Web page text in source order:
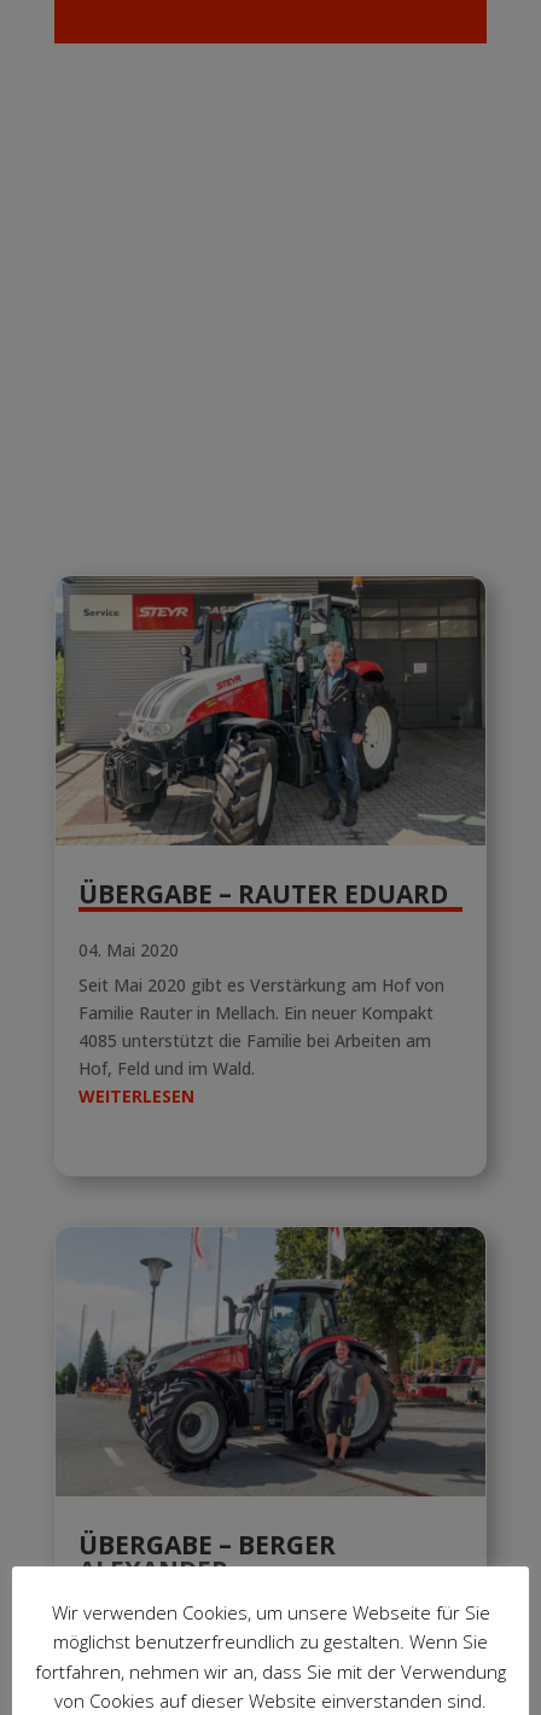
ÜBERGABE – RAUTER EDUARD
04. Mai 2020
Seit Mai 2020 gibt es Verstärkung am Hof von
Familie Rauter in Mellach. Ein neuer Kompakt
4085 unterstützt die Familie bei Arbeiten am
Hof, Feld und im Wald.
WEITERLESEN
ÜBERGABE – BERGER
ALEXANDER
24. April 2020
Im August 2020 durften wir Alexander Berger
ein weiteres Kraftpaket „Made in Austria“ für
Wir verwenden Cookies, um unsere Webseite für Sie
möglichst benutzerfreundlich zu gestalten. Wenn Sie
fortfahren, nehmen wir an, dass Sie mit der Verwendung
von Cookies auf dieser Website einverstanden sind.